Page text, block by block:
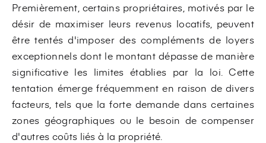
Premièrement, certains propriétaires, motivés par le
désir de maximiser leurs revenus locatifs, peuvent
être tentés d'imposer des compléments de loyers
exceptionnels dont le montant dépasse de manière
significative les limites établies par la loi. Cette
tentation émerge fréquemment en raison de divers
facteurs, tels que la forte demande dans certaines
zones géographiques ou le besoin de compenser
d'autres coûts liés à la propriété.